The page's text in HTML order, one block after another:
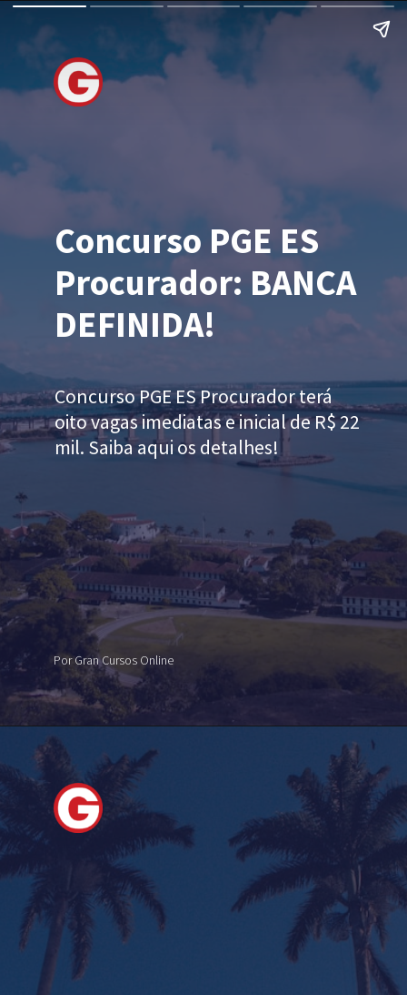
Concurso PGE ES
Procurador: BANCA
DEFINIDA!
Concurso PGE ES Procurador terá
oito vagas imediatas e inicial de R$ 22
mil. Saiba aqui os detalhes!
Por Gran Cursos Online